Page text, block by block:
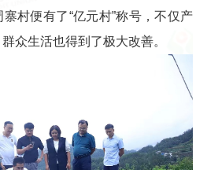
村便有了“亿元村”称号，不仅产
众生活也得到了极大改善。